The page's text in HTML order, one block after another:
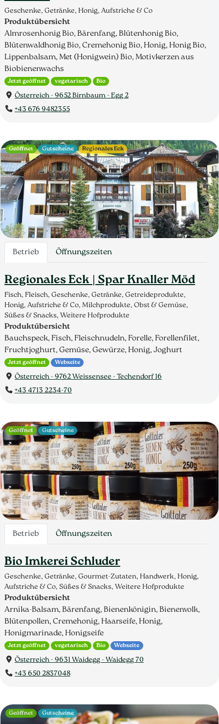
Geschenke, Getränke, Honig, Aufstriche & Co
Produktübersicht
Almrosenhonig Bio, Bärenfang, Blütenhonig Bio,
Blütenwaldhonig Bio, Cremehonig Bio, Honig, Honig Bio,
Lippenbalsam, Met (Honigwein) Bio, Motivkerzen aus
Biobienenwachs
Jetzt geöffnet vegetarisch Bio
Österreich - 9652 Birnbaum - Egg 2
+43 676 9482355
Betrieb Öffnungszeiten
Regionales Eck | Spar Knaller Möd
Fisch, Fleisch, Geschenke, Getränke, Getreideprodukte,
Honig, Aufstriche & Co, Milchprodukte, Obst & Gemüse,
Süßes & Snacks, Weitere Hofprodukte
Produktübersicht
Bauchspeck, Fisch, Fleischnudeln, Forelle, Forellenfilet,
Fruchtjoghurt, Gemüse, Gewürze, Honig, Joghurt
Jetzt geöffnet Webseite
Österreich - 9762 Weissensee - Techendorf 16
+43 4713 2234-70
Geöffnet Gutscheine Regionales Eck
Betrieb Öffnungszeiten
Bio Imkerei Schluder
Geschenke, Getränke, Gourmet-Zutaten, Handwerk, Honig,
Aufstriche & Co, Süßes & Snacks, Weitere Hofprodukte
Produktübersicht
Arnika-Balsam, Bärenfang, Bienenkönigin, Bienenvolk,
Blütenpollen, Cremehonig, Haarseife, Honig,
Honigmarinade, Honigseife
Jetzt geöffnet vegetarisch Bio Webseite
Österreich - 9631 Waidegg - Waidegg 70
+43 650 2837048
Geöffnet Gutscheine
Geöffnet Gutscheine